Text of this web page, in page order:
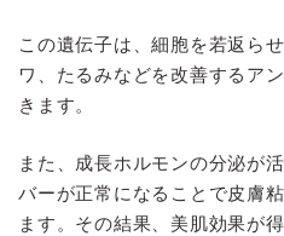
この遺伝子は、細胞を若返ら
ワ、たるみなどを改善するア
きます。
また、成長ホルモンの分泌が
バーが正常になることで皮膚
ます。その結果、美肌効果が